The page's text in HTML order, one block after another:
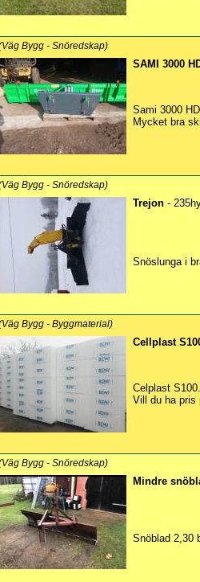
Bygg - Snöredskap)
SAMI 3000
Sami 3000
Mycket bra
Bygg - Snöredskap)
Trejon -
Snöslunga i
Bygg - Byggmaterial)
Cellplast
Celplast
Vill du ha pris
Bygg - Snöredskap)
Mindre
Snöblad 2,30